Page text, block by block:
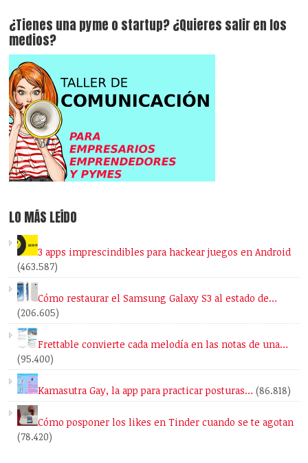
¿Tienes una pyme o startup? ¿Quieres salir en los
medios?
LO MÁS LEÍDO
3 apps imprescindibles para hackear juegos en Android
(463.587)
Cómo restaurar el Samsung Galaxy S3 al estado de…
(206.605)
Frettable convierte cada melodía en las notas de una…
(95.400)
Kamasutra Gay, la app para practicar posturas… (86.818)
Cómo posponer los likes en Tinder cuando se te agotan
(78.420)